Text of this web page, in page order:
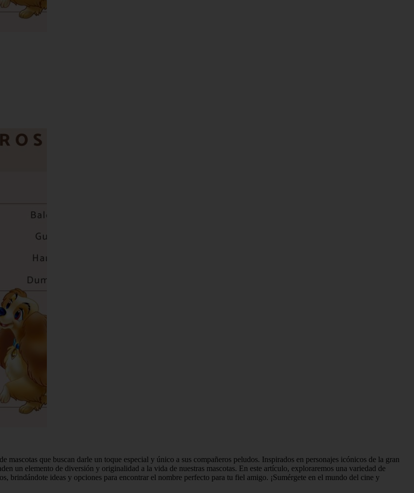
mascotas que buscan darle un toque especial y único a sus compañeros peludos. Inspirados en personajes icónicos de la gran
un elemento de diversión y originalidad a la vida de nuestras mascotas. En este artículo, exploraremos una variedad de
brindándote ideas y opciones para encontrar el nombre perfecto para tu fiel amigo. ¡Sumérgete en el mundo del cine y